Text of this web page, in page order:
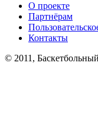
О проекте
Партнёрам
Контакты
© 2011,